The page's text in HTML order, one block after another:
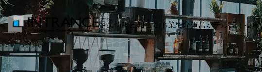
企業情報お知らせ 事業紹介運営ホテルIR・投資